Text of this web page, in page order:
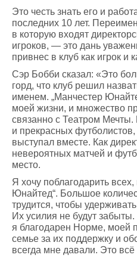
Это честь знать его и
последних 10 лет.
в которую входят
игроков, — это дань
привнес в клуб как игрок и
Сэр Бобби сказал: «Это
горд, что клуб решил
именем. „Манчестер
моей жизни, и множество
связанно с Театром Мечты.
и прекрасных
выступал вместе. Как
невероятных матчей и
место.
Я хочу поблагодарить
Юнайтед“. Большое
трудится, чтобы
Их усилия не будут
я благодарен Норме, моей
семье за их поддержку и
всегда мне давали. Это всё